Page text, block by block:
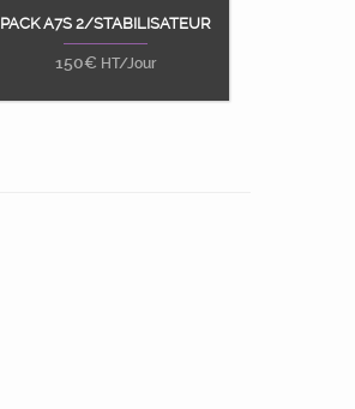
Ajouter au panier
PACK A7S 2/STABILISATEUR
150€ HT/Jour